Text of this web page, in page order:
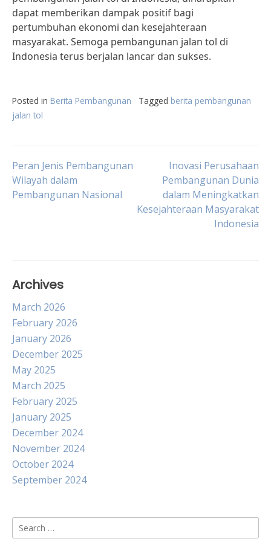
dapat memberikan dampak positif bagi
pertumbuhan ekonomi dan kesejahteraan
masyarakat. Semoga pembangunan jalan tol di
Indonesia terus berjalan lancar dan sukses.
Posted in Berita Pembangunan Tagged berita pembangunan
jalan tol
Post
navigation
Peran Jenis Pembangunan
Wilayah dalam
Pembangunan Nasional
Inovasi Perusahaan
Pembangunan Dunia
dalam Meningkatkan
Kesejahteraan Masyarakat
Indonesia
Archives
March 2026
February 2026
January 2026
December 2025
May 2025
March 2025
February 2025
January 2025
December 2024
November 2024
October 2024
September 2024
Search
for: